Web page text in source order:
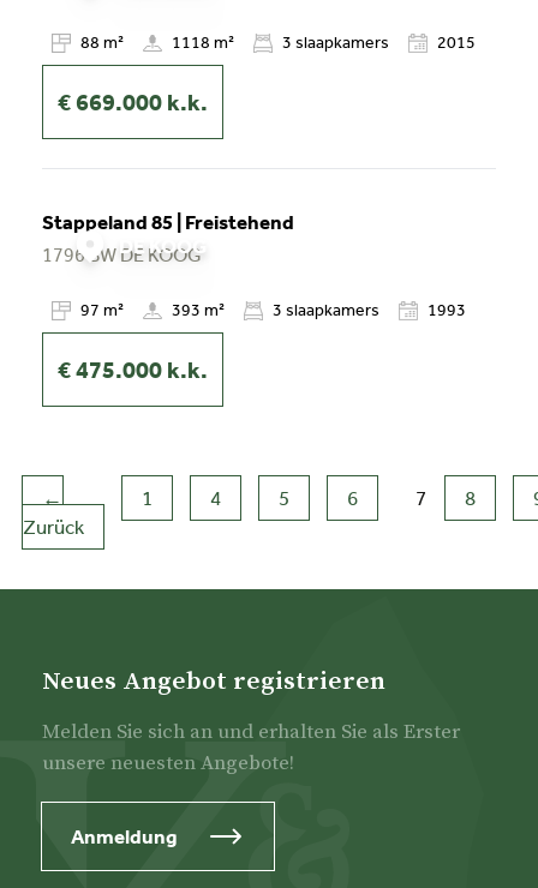
88 m² 1118 m² 3 slaapkamers 2015
€ 669.000 k.k.
DE KOOG
Stappeland 85 | Freistehend
1796 BW DE KOOG
97 m² 393 m² 3 slaapkamers 1993
€ 475.000 k.k.
←
Zurück
1 4 5 6
7
8
Neues Angebot registrieren
Melden Sie sich an und erhalten Sie als Erster
unsere neuesten Angebote!
Anmeldung